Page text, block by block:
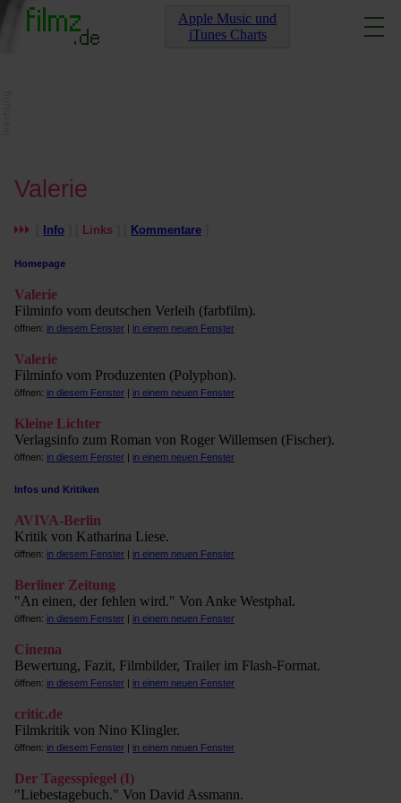
Apple Music und
iTunes Charts
Valerie
Info Links Kommentare
Homepage
Valerie
Filminfo vom deutschen Verleih (farbfilm).
öffnen: in diesem Fenster | in einem neuen Fenster
Valerie
Filminfo vom Produzenten (Polyphon).
öffnen: in diesem Fenster | in einem neuen Fenster
Kleine Lichter
Verlagsinfo zum Roman von Roger Willemsen (Fischer).
öffnen: in diesem Fenster | in einem neuen Fenster
Infos und Kritiken
AVIVA-Berlin
Kritik von Katharina Liese.
öffnen: in diesem Fenster | in einem neuen Fenster
Berliner Zeitung
"An einen, der fehlen wird." Von Anke Westphal.
öffnen: in diesem Fenster | in einem neuen Fenster
Cinema
Bewertung, Fazit, Filmbilder, Trailer im Flash-Format.
öffnen: in diesem Fenster | in einem neuen Fenster
critic.de
Filmkritik von Nino Klingler.
öffnen: in diesem Fenster | in einem neuen Fenster
Der Tagesspiegel (I)
"Liebestagebuch." Von David Assmann.